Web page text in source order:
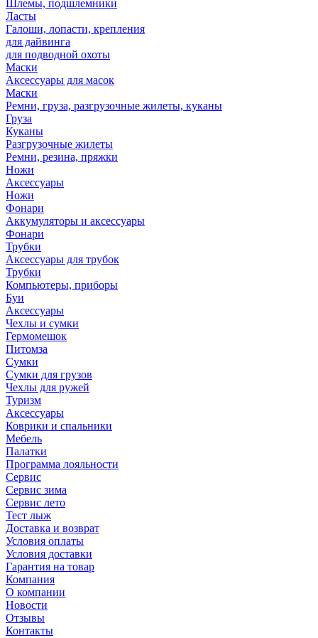
Шлемы, подшлемники
Ласты
Галоши, лопасти, крепления
для дайвинга
для подводной охоты
Маски
Аксессуары для масок
Маски
Ремни, груза, разгрузочные жилеты, куканы
Груза
Куканы
Разгрузочные жилеты
Ремни, резина, пряжки
Ножи
Аксессуары
Ножи
Фонари
Аккумуляторы и аксессуары
Фонари
Трубки
Аксессуары для трубок
Трубки
Компьютеры, приборы
Буи
Аксессуары
Чехлы и сумки
Гермомешок
Питомза
Сумки
Сумки для грузов
Чехлы для ружей
Туризм
Аксессуары
Коврики и спальники
Мебель
Палатки
Программа лояльности
Сервис
Сервис зима
Сервис лето
Тест лыж
Доставка и возврат
Условия оплаты
Условия доставки
Гарантия на товар
Компания
О компании
Новости
Отзывы
Контакты